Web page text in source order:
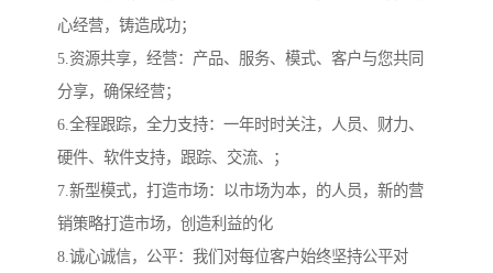
心经营，铸造成功；
5.资源共享，经营：产品、服务、模式、客户与您共同
分享，确保经营；
6.全程跟踪，全力支持：一年时时关注，人员、财力、
硬件、软件支持，跟踪、交流、；
7.新型模式，打造市场：以市场为本，的人员，新的营
销策略打造市场，创造利益的化
8.诚心诚信，公平：我们对每位客户始终坚持公平对